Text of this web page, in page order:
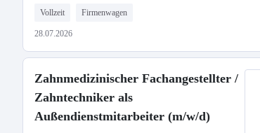
Vollzeit Firmenwagen
28.07.2026
Zahnmedizinischer Fachangestellter /
Zahntechniker als
Außendienstmitarbeiter (m/w/d)